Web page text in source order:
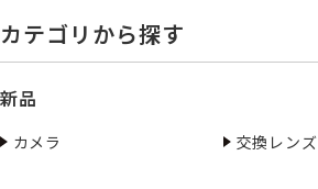
カテゴリから探す
新品
カメラ 交換レンズ